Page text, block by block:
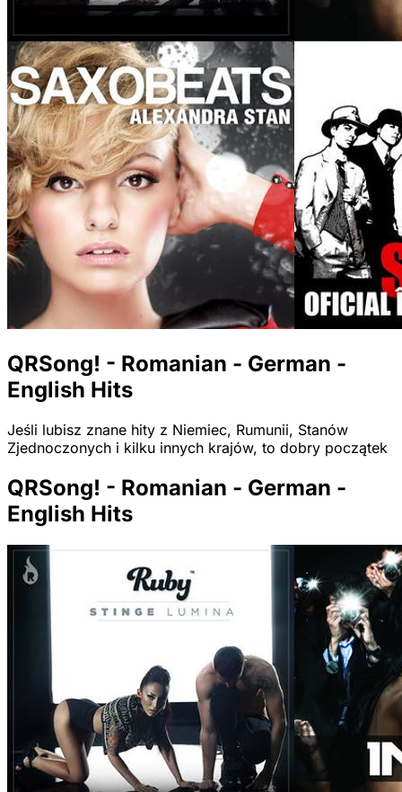
QRSong! - Romanian - German -
English Hits
Jeśli lubisz znane hity z Niemiec, Rumunii, Stanów
Zjednoczonych i kilku innych krajów, to dobry początek
QRSong! - Romanian - German -
English Hits